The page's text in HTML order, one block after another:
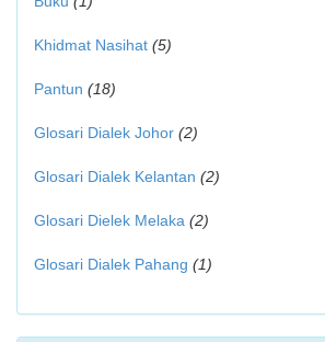
Khidmat Nasihat (5)
Pantun (18)
Glosari Dialek Johor (2)
Glosari Dialek Kelantan (2)
Glosari Dielek Melaka (2)
Glosari Dialek Pahang (1)